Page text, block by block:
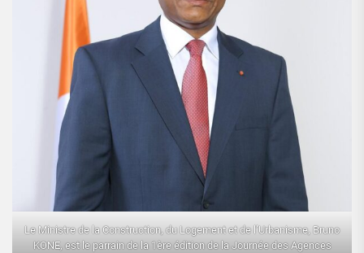
Le Ministre de la Construction, du Logement et de l’Urbanisme, Bruno
KONE, est le parrain de la 1ère édition de la Journée des Agences